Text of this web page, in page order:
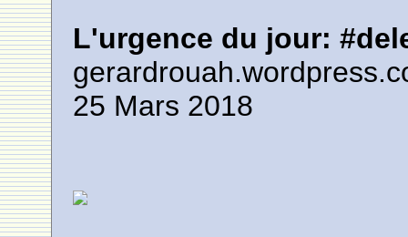
L'urgence du jour:
25 Mars 2018